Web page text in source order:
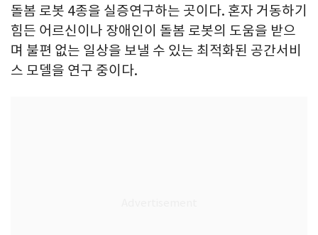
돌봄 로봇 4종을 실증연구하는 곳이다. 혼자 거동하기
힘든 어르신이나 장애인이 돌봄 로봇의 도움을 받으
며 불편 없는 일상을 보낼 수 있는 최적화된 공간서비
스 모델을 연구 중이다.